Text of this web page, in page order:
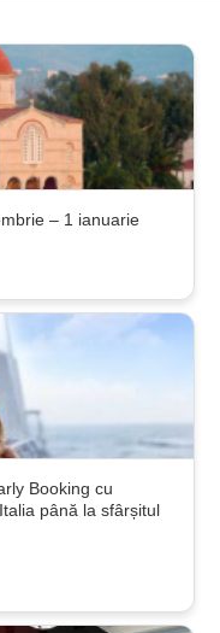
– 1 ianuarie
Booking cu
până la sfârșitul